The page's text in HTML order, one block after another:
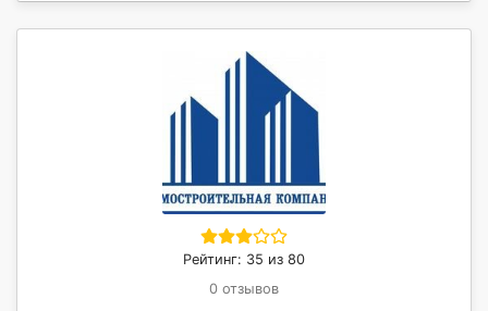
Рейтинг: 35 из 80
0 отзывов